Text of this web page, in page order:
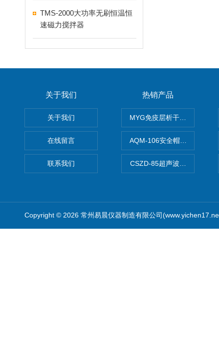
TMS-2000大功率无刷恒温恒
速磁力搅拌器
关于我们
关于我们
在线留言
联系我们
热销产品
MYG免疫层析干燥箱
AQM-106安全帽高温预处理
CSZD-85超声波清洗振荡器
Copyright © 2026 常州易晨仪器制造有限公司